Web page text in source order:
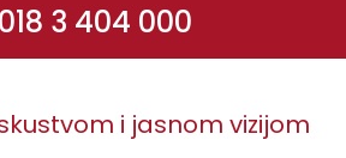
018 3 404 000
i jasnom vizijom